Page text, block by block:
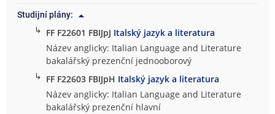
Studijní plány:
↳ FF F22601 FBIJpJ Italský jazyk a literatura
Název anglicky: Italian Language and Literature
bakalářský prezenční jednooborový
↳ FF F22603 FBIJpH Italský jazyk a literatura
Název anglicky: Italian Language and Literature
bakalářský prezenční hlavní